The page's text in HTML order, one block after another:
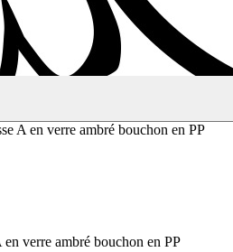
A en verre ambré bouchon en PP
en verre ambré bouchon en PP